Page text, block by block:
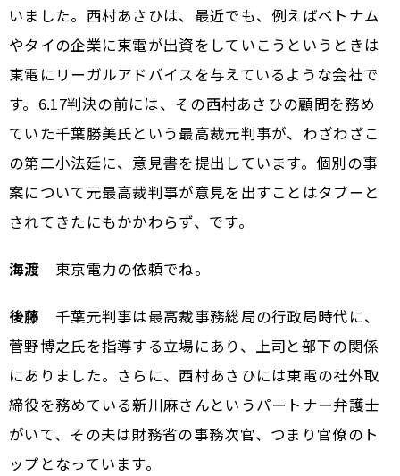
いました。西村あさひは、最近でも、例えばベトナム
やタイの企業に東電が出資をしていこうというときは
東電にリーガルアドバイスを与えているような会社で
す。6.17判決の前には、その西村あさひの顧問を務め
ていた千葉勝美氏という最高裁元判事が、わざわざこ
の第二小法廷に、意見書を提出しています。個別の事
案について元最高裁判事が意見を出すことはタブーと
されてきたにもかかわらず、です。
海渡 東京電力の依頼でね。
後藤 千葉元判事は最高裁事務総局の行政局時代に、
菅野博之氏を指導する立場にあり、上司と部下の関係
にありました。さらに、西村あさひには東電の社外取
締役を務めている新川麻さんというパートナー弁護士
がいて、その夫は財務省の事務次官、つまり官僚のト
ップとなっています。